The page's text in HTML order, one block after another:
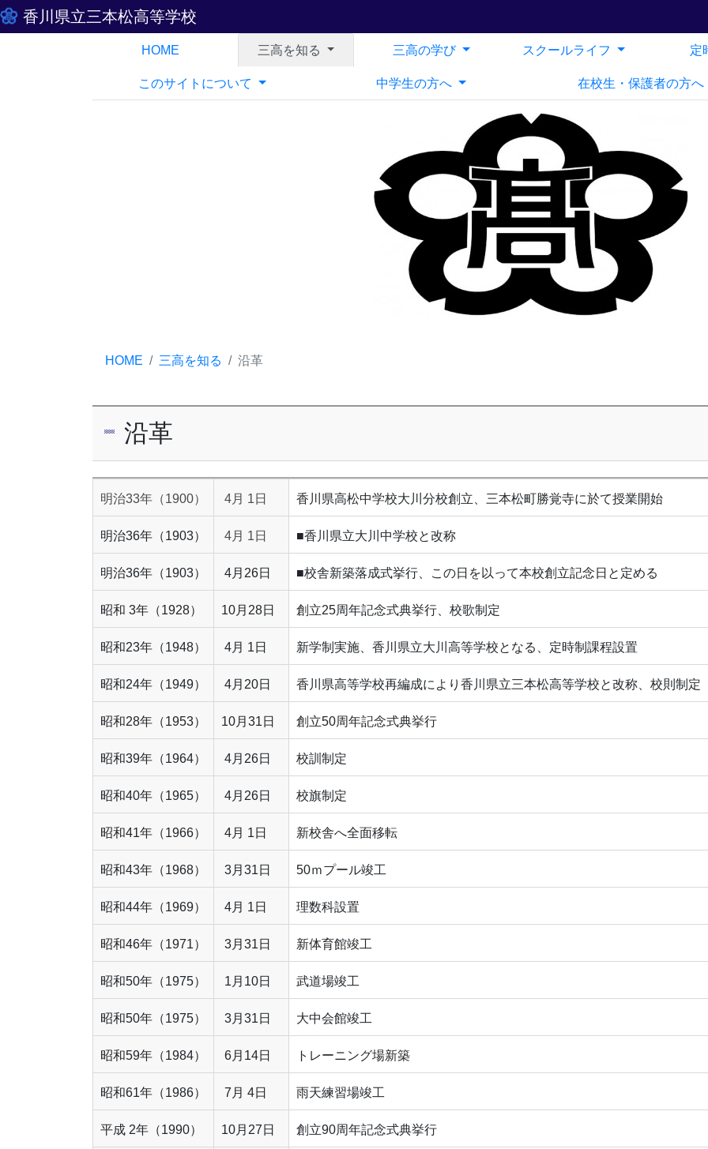
香川県立三本松高等学校
HOME 三高を知る 三高の学び スクールライフ
中学生の方へ 在校生・保護者の方へ
定
このサイトについて
HOME 三高を知る 沿革
沿革
明治33年（1900） 4月 1日 香川県高松中学校大川分校創立、三本松町勝覚寺に於て授業開始
明治36年（1903） 4月 1日 ■香川県立大川中学校と改称
明治36年（1903） 4月26日 ■校舎新築落成式挙行、この日を以って本校創立記念日と定める
昭和 3年（1928） 10月28日 創立25周年記念式典挙行、校歌制定
昭和23年（1948） 4月 1日 新学制実施、香川県立大川高等学校となる、定時制課程設置
昭和24年（1949） 4月20日 香川県高等学校再編成により香川県立三本松高等学校と改称、校則制定
昭和28年（1953） 10月31日 創立50周年記念式典挙行
昭和39年（1964） 4月26日 校訓制定
昭和40年（1965） 4月26日 校旗制定
昭和41年（1966） 4月 1日 新校舎へ全面移転
昭和43年（1968） 3月31日 50ｍプール竣工
昭和44年（1969） 4月 1日 理数科設置
昭和46年（1971） 3月31日 新体育館竣工
昭和50年（1975） 1月10日 武道場竣工
昭和50年（1975） 3月31日 大中会館竣工
昭和59年（1984） 6月14日 トレーニング場新築
昭和61年（1986） 7月 4日 雨天練習場竣工
平成 2年（1990） 10月27日 創立90周年記念式典挙行